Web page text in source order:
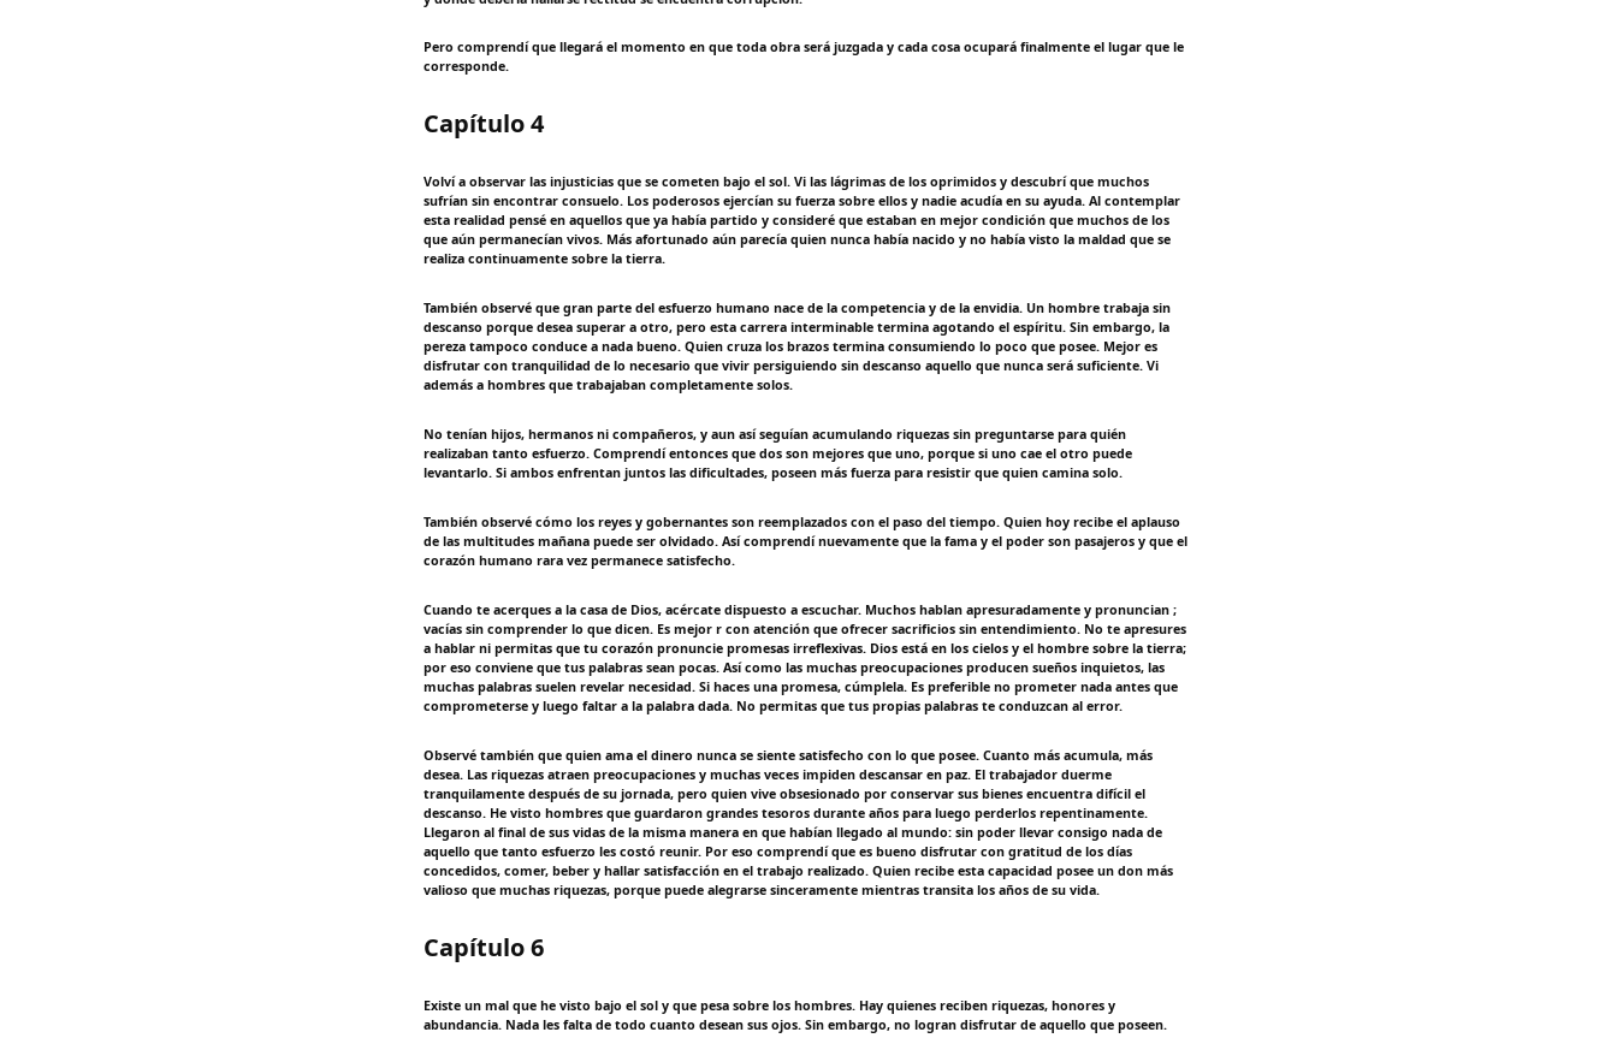
Pero comprendí que llegará el momento en que toda obra será juzgada y cada cosa ocupará finalmente el lugar que le
corresponde.
Capítulo 4
Volví a observar las injusticias que se cometen bajo el sol. Vi las lágrimas de los oprimidos y descubrí que muchos
sufrían sin encontrar consuelo. Los poderosos ejercían su fuerza sobre ellos y nadie acudía en su ayuda. Al contemplar
esta realidad pensé en aquellos que ya había partido y consideré que estaban en mejor condición que muchos de los
que aún permanecían vivos. Más afortunado aún parecía quien nunca había nacido y no había visto la maldad que se
realiza continuamente sobre la tierra.
También observé que gran parte del esfuerzo humano nace de la competencia y de la envidia. Un hombre trabaja sin
descanso porque desea superar a otro, pero esta carrera interminable termina agotando el espíritu. Sin embargo, la
pereza tampoco conduce a nada bueno. Quien cruza los brazos termina consumiendo lo poco que posee. Mejor es
disfrutar con tranquilidad de lo necesario que vivir persiguiendo sin descanso aquello que nunca será suficiente. Vi
además a hombres que trabajaban completamente solos.
No tenían hijos, hermanos ni compañeros, y aun así seguían acumulando riquezas sin preguntarse para quién
realizaban tanto esfuerzo. Comprendí entonces que dos son mejores que uno, porque si uno cae el otro puede
levantarlo. Si ambos enfrentan juntos las dificultades, poseen más fuerza para resistir que quien camina solo.
También observé cómo los reyes y gobernantes son reemplazados con el paso del tiempo. Quien hoy recibe el aplauso
de las multitudes mañana puede ser olvidado. Así comprendí nuevamente que la fama y el poder son pasajeros y que el
corazón humano rara vez permanece satisfecho.
Cuando te acerques a la casa de Dios, acércate dispuesto a escuchar. Muchos hablan apresuradamente y pronuncian ;
vacías sin comprender lo que dicen. Es mejor r con atención que ofrecer sacrificios sin entendimiento. No te apresures
a hablar ni permitas que tu corazón pronuncie promesas irreflexivas. Dios está en los cielos y el hombre sobre la tierra;
por eso conviene que tus palabras sean pocas. Así como las muchas preocupaciones producen sueños inquietos, las
muchas palabras suelen revelar necesidad. Si haces una promesa, cúmplela. Es preferible no prometer nada antes que
comprometerse y luego faltar a la palabra dada. No permitas que tus propias palabras te conduzcan al error.
Observé también que quien ama el dinero nunca se siente satisfecho con lo que posee. Cuanto más acumula, más
desea. Las riquezas atraen preocupaciones y muchas veces impiden descansar en paz. El trabajador duerme
tranquilamente después de su jornada, pero quien vive obsesionado por conservar sus bienes encuentra difícil el
descanso. He visto hombres que guardaron grandes tesoros durante años para luego perderlos repentinamente.
Llegaron al final de sus vidas de la misma manera en que habían llegado al mundo: sin poder llevar consigo nada de
aquello que tanto esfuerzo les costó reunir. Por eso comprendí que es bueno disfrutar con gratitud de los días
concedidos, comer, beber y hallar satisfacción en el trabajo realizado. Quien recibe esta capacidad posee un don más
valioso que muchas riquezas, porque puede alegrarse sinceramente mientras transita los años de su vida.
Capítulo 6
Existe un mal que he visto bajo el sol y que pesa sobre los hombres. Hay quienes reciben riquezas, honores y
abundancia. Nada les falta de todo cuanto desean sus ojos. Sin embargo, no logran disfrutar de aquello que poseen.